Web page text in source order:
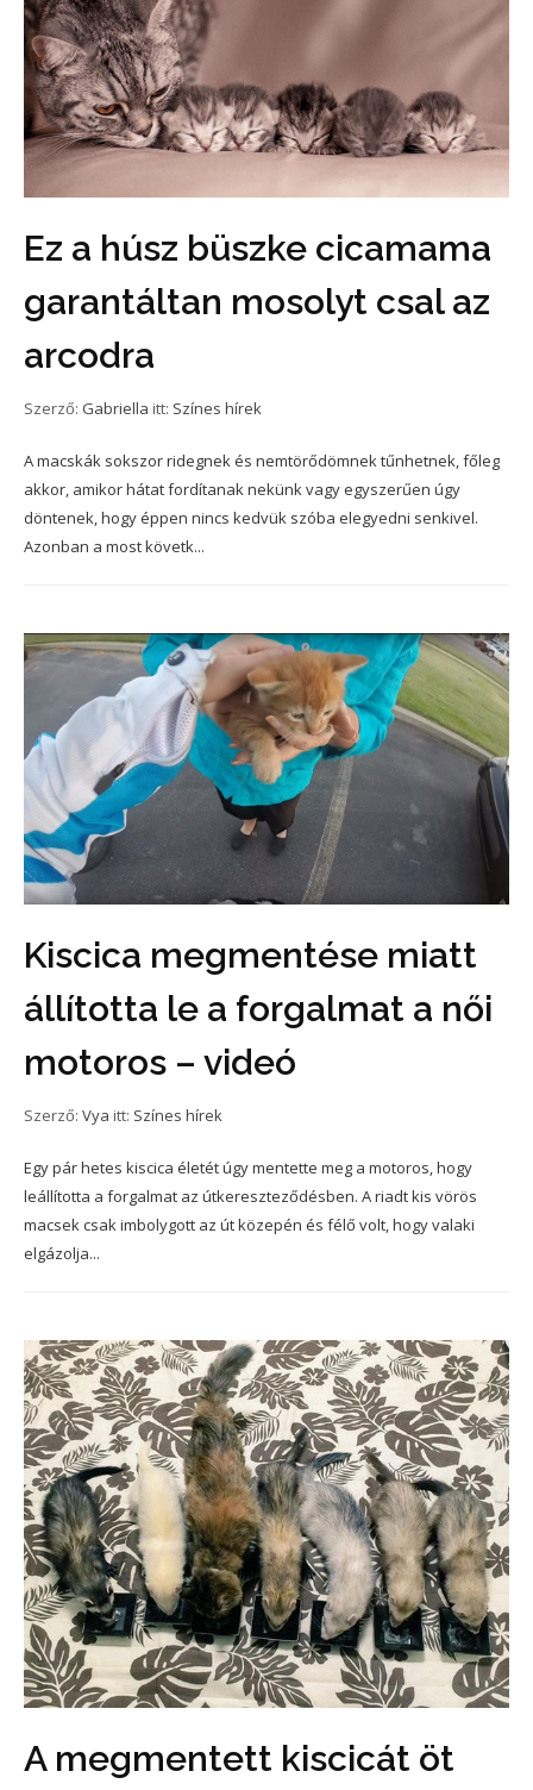
Ez a húsz büszke cicamama
garantáltan mosolyt csal az
arcodra
Szerző: Gabriella itt: Színes hírek
A macskák sokszor ridegnek és nemtörődömnek tűnhetnek, főleg
akkor, amikor hátat fordítanak nekünk vagy egyszerűen úgy
döntenek, hogy éppen nincs kedvük szóba elegyedni senkivel.
Azonban a most követk...
Kiscica megmentése miatt
állította le a forgalmat a női
motoros – videó
Szerző: Vya itt: Színes hírek
Egy pár hetes kiscica életét úgy mentette meg a motoros, hogy
leállította a forgalmat az útkereszteződésben. A riadt kis vörös
macsek csak imbolygott az út közepén és félő volt, hogy valaki
elgázolja...
A megmentett kiscicát öt